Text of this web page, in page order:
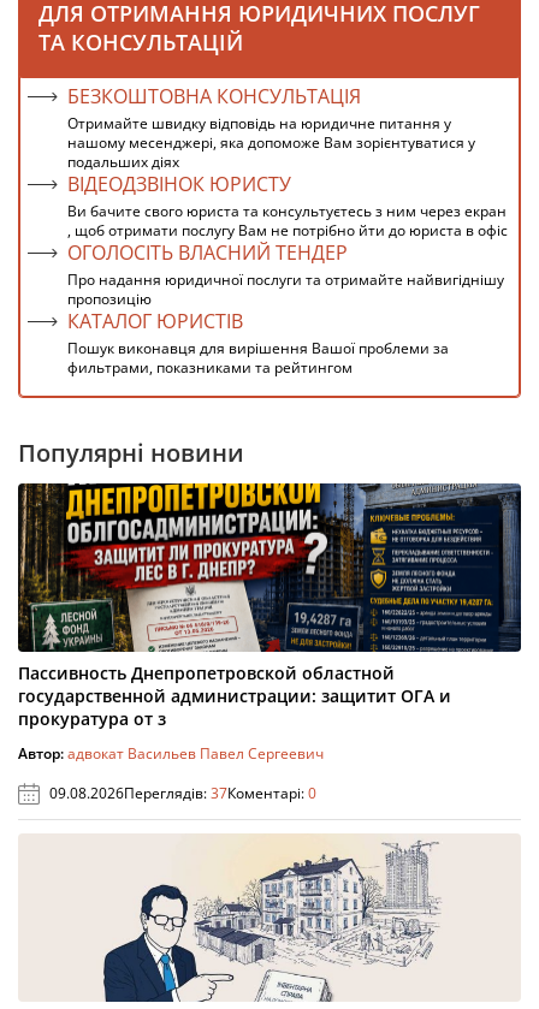
ДЛЯ ОТРИМАННЯ ЮРИДИЧНИХ ПОСЛУГ
ТА КОНСУЛЬТАЦІЙ
БЕЗКОШТОВНА КОНСУЛЬТАЦІЯ
Отримайте швидку відповідь на юридичне питання у
нашому месенджері, яка допоможе Вам зорієнтуватися у
подальших діях
ВІДЕОДЗВІНОК ЮРИСТУ
Ви бачите свого юриста та консультуєтесь з ним через екран
, щоб отримати послугу Вам не потрібно йти до юриста в офіс
ОГОЛОСІТЬ ВЛАСНИЙ ТЕНДЕР
Про надання юридичної послуги та отримайте найвигіднішу
пропозицію
КАТАЛОГ ЮРИСТІВ
Пошук виконавця для вирішення Вашої проблеми за
фильтрами, показниками та рейтингом
Популярні новини
Пассивность Днепропетровской областной
государственной администрации: защитит ОГА и
прокуратура от з
Автор:адвокат Васильев Павел Сергеевич
09.08.2026Переглядів:37Коментарі:0